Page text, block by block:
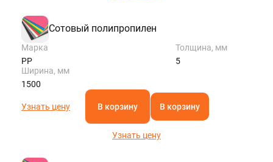
Сотовый полипропилен
Марка
PP
Толщина, мм
5
Ширина, мм
1500
Узнать цену В корзину В корзину
Узнать цену